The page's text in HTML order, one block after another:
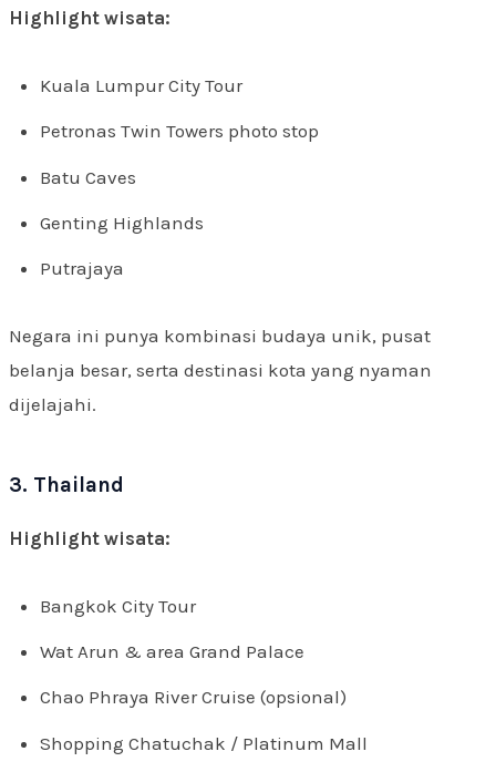
Highlight wisata:
Kuala Lumpur City Tour
Petronas Twin Towers photo stop
Batu Caves
Genting Highlands
Putrajaya
Negara ini punya kombinasi budaya unik, pusat
belanja besar, serta destinasi kota yang nyaman
dijelajahi.
3. Thailand
Highlight wisata:
Bangkok City Tour
Wat Arun & area Grand Palace
Chao Phraya River Cruise (opsional)
Shopping Chatuchak / Platinum Mall